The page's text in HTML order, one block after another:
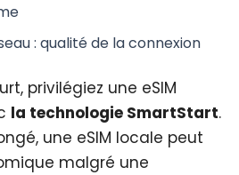
: qualité de la connexion
privilégiez une eSIM
la technologie SmartStart.
une eSIM locale peut
malgré une